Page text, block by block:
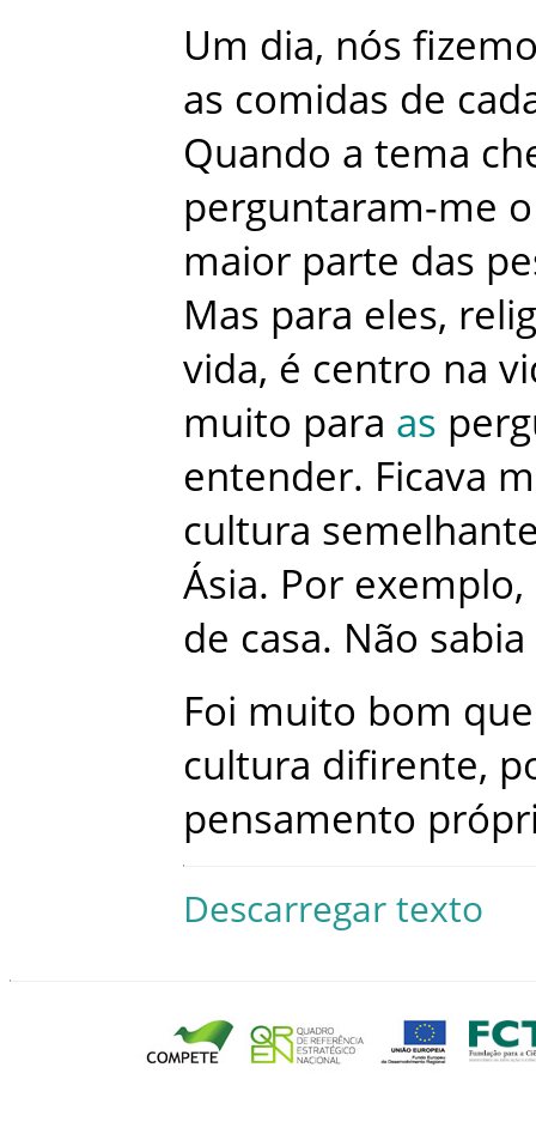
Um dia, nós
as comidas de
Quando a tema
perguntaram-me o
maior parte das
Mas para eles,
vida, é centro na
muito para as
entender. Ficava
cultura
Ásia. Por exemplo,
de casa. Não sabia
Foi muito bom que
cultura difirente,
pensamento
Descarregar texto